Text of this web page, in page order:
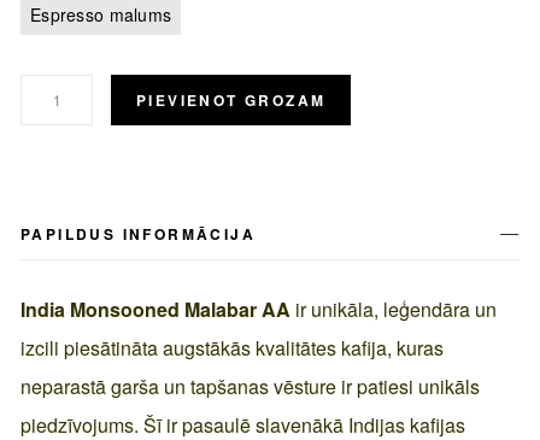
Espresso malums
PIEVIENOT GROZAM
PAPILDUS INFORMĀCIJA
India Monsooned Malabar AA ir unikāla, leģendāra un
izcili piesātināta augstākās kvalitātes kafija, kuras
neparastā garša un tapšanas vēsture ir patiesi unikāls
piedzīvojums. Šī ir pasaulē slavenākā Indijas kafijas